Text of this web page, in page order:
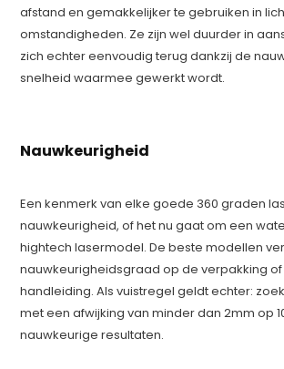
afstand en gemakkelijker te gebruiken in
omstandigheden. Ze zijn wel duurder in
zich echter eenvoudig terug dankzij de
snelheid waarmee gewerkt wordt.
Nauwkeurigheid
Een kenmerk van elke goede 360 graden
nauwkeurigheid, of het nu gaat om een
hightech lasermodel. De beste modellen
nauwkeurigheidsgraad op de verpakking of
handleiding. Als vuistregel geldt echter:
met een afwijking van minder dan 2mm op
nauwkeurige resultaten.